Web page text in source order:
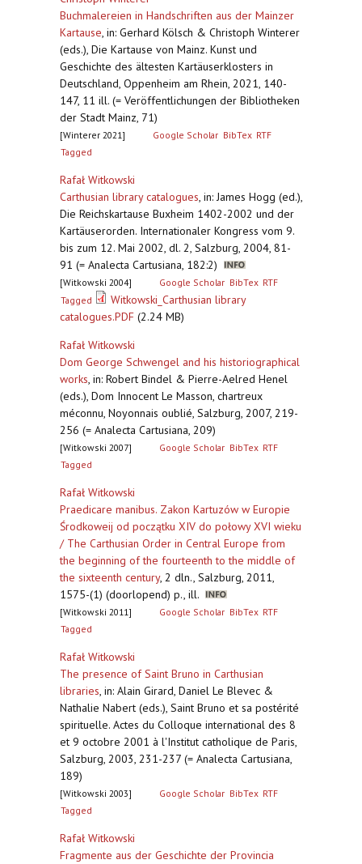
Buchmalereien in Handschriften aus der Mainzer
Kartause, in: Gerhard Kölsch & Christoph Winterer
(eds.), Die Kartause von Mainz. Kunst und
Geschichte des ältesten Kartäuserklosters in
Deutschland, Oppenheim am Rhein, 2021, 140-
147, 11 ill. (= Veröffentlichungen der Bibliotheken
der Stadt Mainz, 71)
[Winterer 2021] Google Scholar BibTex RTF
Tagged
Rafał Witkowski
Carthusian library catalogues, in: James Hogg (ed.),
Die Reichskartause Buxheim 1402-2002 und der
Kartäuserorden. Internationaler Kongress vom 9.
bis zum 12. Mai 2002, dl. 2, Salzburg, 2004, 81-
91 (= Analecta Cartusiana, 182:2)
[Witkowski 2004] Google Scholar BibTex RTF
Tagged
Witkowski_Carthusian library
catalogues.PDF (2.24 MB)
Rafał Witkowski
Dom George Schwengel and his historiographical
works, in: Robert Bindel & Pierre-Aelred Henel
(eds.), Dom Innocent Le Masson, chartreux
méconnu, Noyonnais oublié, Salzburg, 2007, 219-
256 (= Analecta Cartusiana, 209)
[Witkowski 2007] Google Scholar BibTex RTF
Tagged
Rafał Witkowski
Praedicare manibus. Zakon Kartuzów w Europie
Środkoweij od początku XIV do połowy XVI wieku
/ The Carthusian Order in Central Europe from
the beginning of the fourteenth to the middle of
the sixteenth century, 2 dln., Salzburg, 2011,
1575-(1) (doorlopend) p., ill.
[Witkowski 2011] Google Scholar BibTex RTF
Tagged
Rafał Witkowski
The presence of Saint Bruno in Carthusian
libraries, in: Alain Girard, Daniel Le Blevec &
Nathalie Nabert (eds.), Saint Bruno et sa postérité
spirituelle. Actes du Colloque international des 8
et 9 octobre 2001 à l'Institut catholique de Paris,
Salzburg, 2003, 231-237 (= Analecta Cartusiana,
189)
[Witkowski 2003] Google Scholar BibTex RTF
Tagged
Rafał Witkowski
Fragmente aus der Geschichte der Provincia